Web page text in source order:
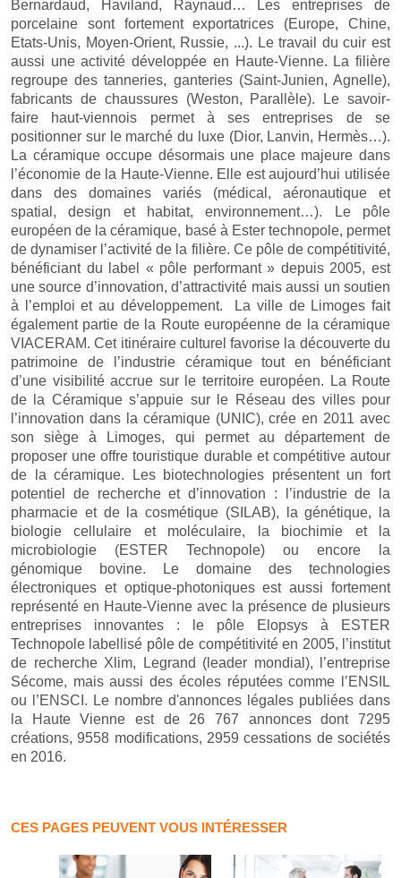
Bernardaud, Haviland, Raynaud… Les entreprises de
porcelaine sont fortement exportatrices (Europe, Chine,
Etats-Unis, Moyen-Orient, Russie, ...). Le travail du cuir est
aussi une activité développée en Haute-Vienne. La filière
regroupe des tanneries, ganteries (Saint-Junien, Agnelle),
fabricants de chaussures (Weston, Parallèle). Le savoir-
faire haut-viennois permet à ses entreprises de se
positionner sur le marché du luxe (Dior, Lanvin, Hermès…).
La céramique occupe désormais une place majeure dans
l’économie de la Haute-Vienne. Elle est aujourd’hui utilisée
dans des domaines variés (médical, aéronautique et
spatial, design et habitat, environnement…). Le pôle
européen de la céramique, basé à Ester technopole, permet
de dynamiser l’activité de la filière. Ce pôle de compétitivité,
bénéficiant du label « pôle performant » depuis 2005, est
une source d’innovation, d’attractivité mais aussi un soutien
à l’emploi et au développement. La ville de Limoges fait
également partie de la Route européenne de la céramique
VIACERAM. Cet itinéraire culturel favorise la découverte du
patrimoine de l’industrie céramique tout en bénéficiant
d’une visibilité accrue sur le territoire européen. La Route
de la Céramique s’appuie sur le Réseau des villes pour
l’innovation dans la céramique (UNIC), crée en 2011 avec
son siège à Limoges, qui permet au département de
proposer une offre touristique durable et compétitive autour
de la céramique. Les biotechnologies présentent un fort
potentiel de recherche et d’innovation : l’industrie de la
pharmacie et de la cosmétique (SILAB), la génétique, la
biologie cellulaire et moléculaire, la biochimie et la
microbiologie (ESTER Technopole) ou encore la
génomique bovine. Le domaine des technologies
électroniques et optique-photoniques est aussi fortement
représenté en Haute-Vienne avec la présence de plusieurs
entreprises innovantes : le pôle Elopsys à ESTER
Technopole labellisé pôle de compétitivité en 2005, l’institut
de recherche Xlim, Legrand (leader mondial), l’entreprise
Sécome, mais aussi des écoles réputées comme l’ENSIL
ou l’ENSCI. Le nombre d'annonces légales publiées dans
la Haute Vienne est de 26 767 annonces dont 7295
créations, 9558 modifications, 2959 cessations de sociétés
en 2016.
CES PAGES PEUVENT VOUS INTÉRESSER